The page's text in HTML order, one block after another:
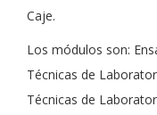
Caje.
Los módulos son:
Técnicas de
Técnicas de